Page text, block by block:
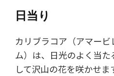
日当り
カリブラコア（アマー
ム）は、日光のよく当
して沢山の花を咲かせ